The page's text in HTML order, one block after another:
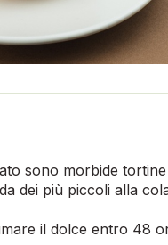
sono morbide
dei più piccoli alla
il dolce entro 48